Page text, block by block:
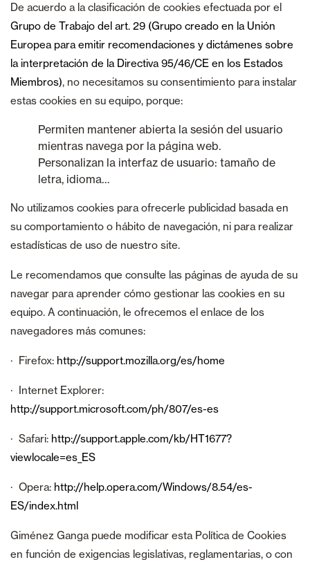
De acuerdo a la clasificación de cookies efectuada por el
Grupo de Trabajo del art. 29 (Grupo creado en la Unión
Europea para emitir recomendaciones y dictámenes sobre
la interpretación de la Directiva 95/46/CE en los Estados
Miembros), no necesitamos su consentimiento para instalar
estas cookies en su equipo, porque:
Permiten mantener abierta la sesión del usuario
mientras navega por la página web.
Personalizan la interfaz de usuario: tamaño de
letra, idioma…
No utilizamos cookies para ofrecerle publicidad basada en
su comportamiento o hábito de navegación, ni para realizar
estadísticas de uso de nuestro site.
Le recomendamos que consulte las páginas de ayuda de su
navegar para aprender cómo gestionar las cookies en su
equipo. A continuación, le ofrecemos el enlace de los
navegadores más comunes:
· Firefox: http://support.mozilla.org/es/home
· Internet Explorer:
http://support.microsoft.com/ph/807/es-es
· Safari: http://support.apple.com/kb/HT1677?
viewlocale=es_ES
· Opera: http://help.opera.com/Windows/8.54/es-
ES/index.html
Giménez Ganga puede modificar esta Política de Cookies
en función de exigencias legislativas, reglamentarias, o con